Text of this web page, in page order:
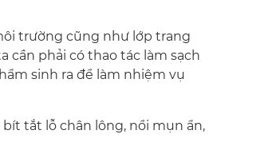
trường cũng như lớp trang
cần phải có thao tác làm sạch
sinh ra để làm nhiệm vụ
tắt lỗ chân lông, nổi mụn ẩn,